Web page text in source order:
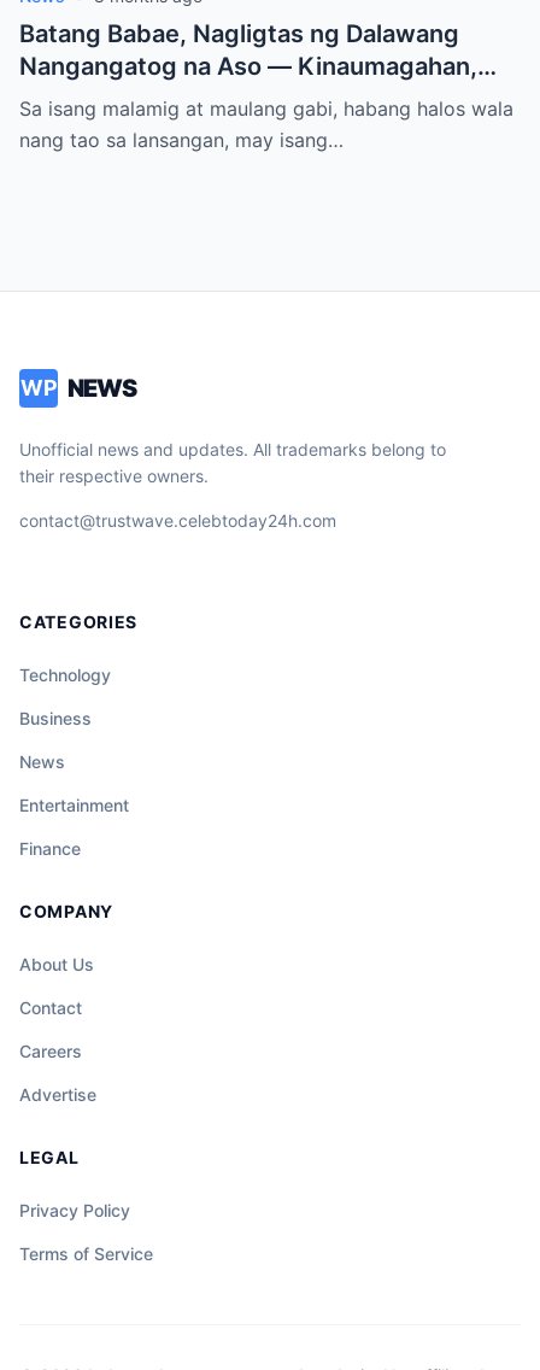
Batang Babae, Nagligtas ng Dalawang
Nangangatog na Aso — Kinaumagahan,
Dinumog ng Pulis ang Bahay Nila
Sa isang malamig at maulang gabi, habang halos wala
nang tao sa lansangan, may isang…
WP NEWS
Unofficial news and updates. All trademarks belong to
their respective owners.
contact@trustwave.celebtoday24h.com
CATEGORIES
Technology
Business
News
Entertainment
Finance
COMPANY
About Us
Contact
Careers
Advertise
LEGAL
Privacy Policy
Terms of Service